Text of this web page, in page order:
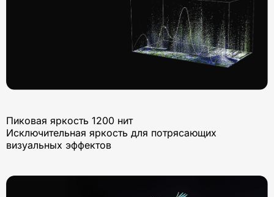
Пиковая яркость 1200 нит
Исключительная яркость для потрясающих
визуальных эффектов